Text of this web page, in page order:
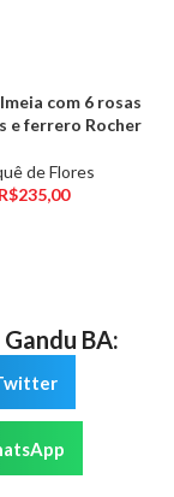
com 6 rosas
e ferrero Rocher
de Flores
R$235,00
BA: